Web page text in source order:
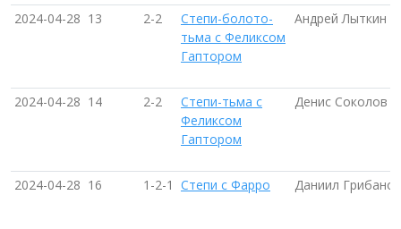
2024-04-28 13 2-2
Степи-болото-
тьма с Феликсом
Гаптором
Андрей Лыткин
2024-04-28 14 2-2
Степи-тьма с
Феликсом
Гаптором
Денис Соколов
2024-04-28 16 1-2-1 Степи с Фарро Даниил